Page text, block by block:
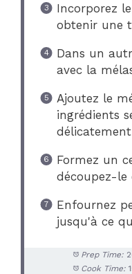
Incorporez
obtenir une
Dans un
avec la
Ajoutez le
ingrédients
Formez un
découpez-le
Enfournez
jusqu'à ce
Prep Time:
Cook Time: